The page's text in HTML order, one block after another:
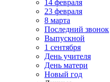
14 февраля
23 февраля
8 марта
Последний звонок
Выпускной
1 сентября
День учителя
День матери
Новый год